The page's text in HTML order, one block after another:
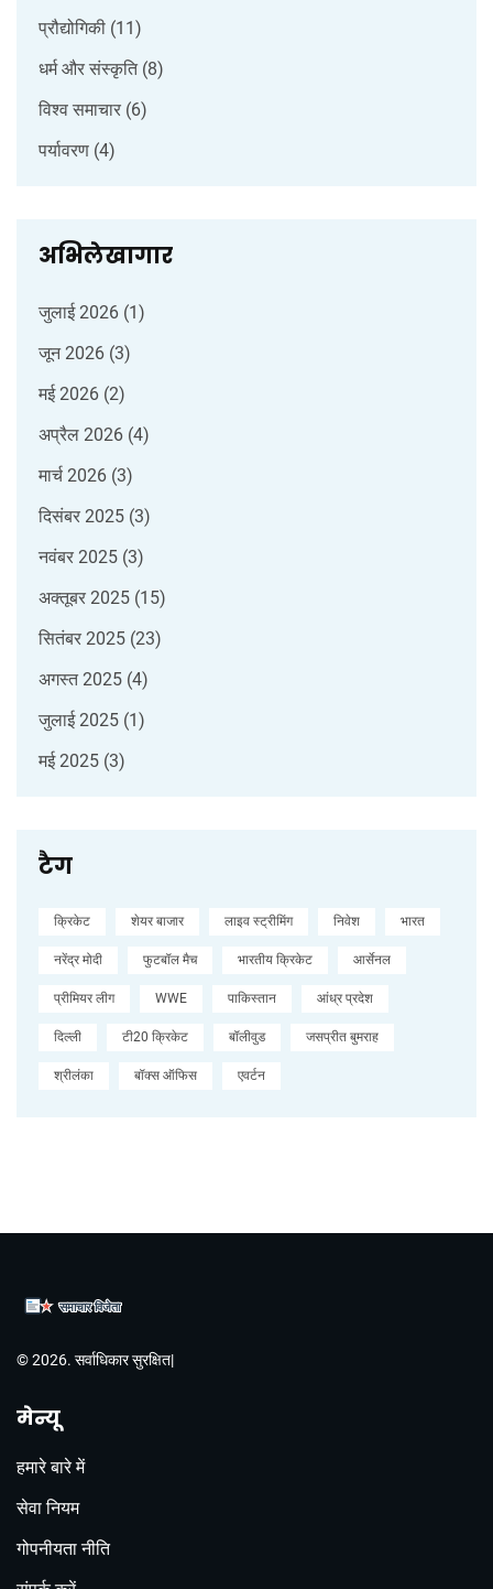
प्रौद्योगिकी (11)
धर्म और संस्कृति (8)
विश्व समाचार (6)
पर्यावरण (4)
अभिलेखागार
जुलाई 2026 (1)
जून 2026 (3)
मई 2026 (2)
अप्रैल 2026 (4)
मार्च 2026 (3)
दिसंबर 2025 (3)
नवंबर 2025 (3)
अक्तूबर 2025 (15)
सितंबर 2025 (23)
अगस्त 2025 (4)
जुलाई 2025 (1)
मई 2025 (3)
टैग
क्रिकेट शेयर बाजार लाइव स्ट्रीमिंग निवेश भारत
नरेंद्र मोदी फुटबॉल मैच भारतीय क्रिकेट आर्सेनल
प्रीमियर लीग WWE पाकिस्तान आंध्र प्रदेश
दिल्ली टी20 क्रिकेट बॉलीवुड जसप्रीत बुमराह
श्रीलंका बॉक्स ऑफिस एवर्टन
© 2026. सर्वाधिकार सुरक्षित|
मेन्यू
हमारे बारे में
सेवा नियम
गोपनीयता नीति